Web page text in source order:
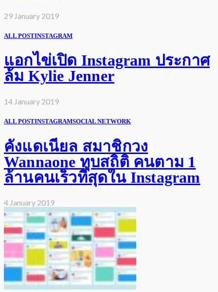
29 January 2019
ALL POSTINSTAGRAM
แอกไข่เปิด Instagram ประกาศ
ล้ม Kylie Jenner
14 January 2019
ALL POSTINSTAGRAMSOCIAL NETWORK
คังแดเนียล สมาชิกวง
Wannaone ทุบสถิติ คนตาม 1
ล้านคนเร็วที่สุดใน Instagram
4 January 2019